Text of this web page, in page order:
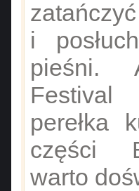
i
pieśni.
Festival
perełka
części
warto